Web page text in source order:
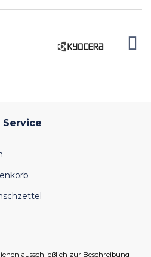
Service
ausschließlich zur Beschreibung